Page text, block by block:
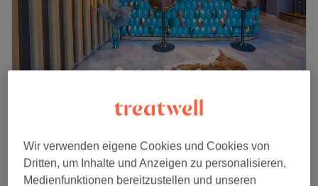
454 Bewertungen
Rücken Akne Ausreinigung (Pickel, Mitesser
am Rücken)
40 Min. - 1 Std.
ab 59 €
Wir verwenden eigene Cookies und Cookies von
Dritten, um Inhalte und Anzeigen zu personalisieren,
Medienfunktionen bereitzustellen und unseren